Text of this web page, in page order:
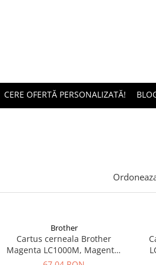
CERE OFERTĂ PERSONALIZATĂ!
Brother
Cartus cerneala Brother
Magenta LC1000M, Magenta,
original, 400 pagini